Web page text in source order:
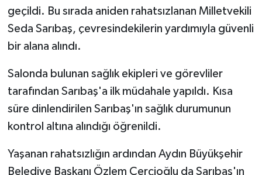
geçildi. Bu sırada aniden rahatsızlanan Milletvekili
Seda Sarıbaş, çevresindekilerin yardımıyla güvenli
bir alana alındı.
Salonda bulunan sağlık ekipleri ve görevliler
tarafından Sarıbaş'a ilk müdahale yapıldı. Kısa
süre dinlendirilen Sarıbaş'ın sağlık durumunun
kontrol altına alındığı öğrenildi.
Yaşanan rahatsızlığın ardından Aydın Büyükşehir
Belediye Başkanı Özlem Çerçioğlu da Sarıbaş'ın